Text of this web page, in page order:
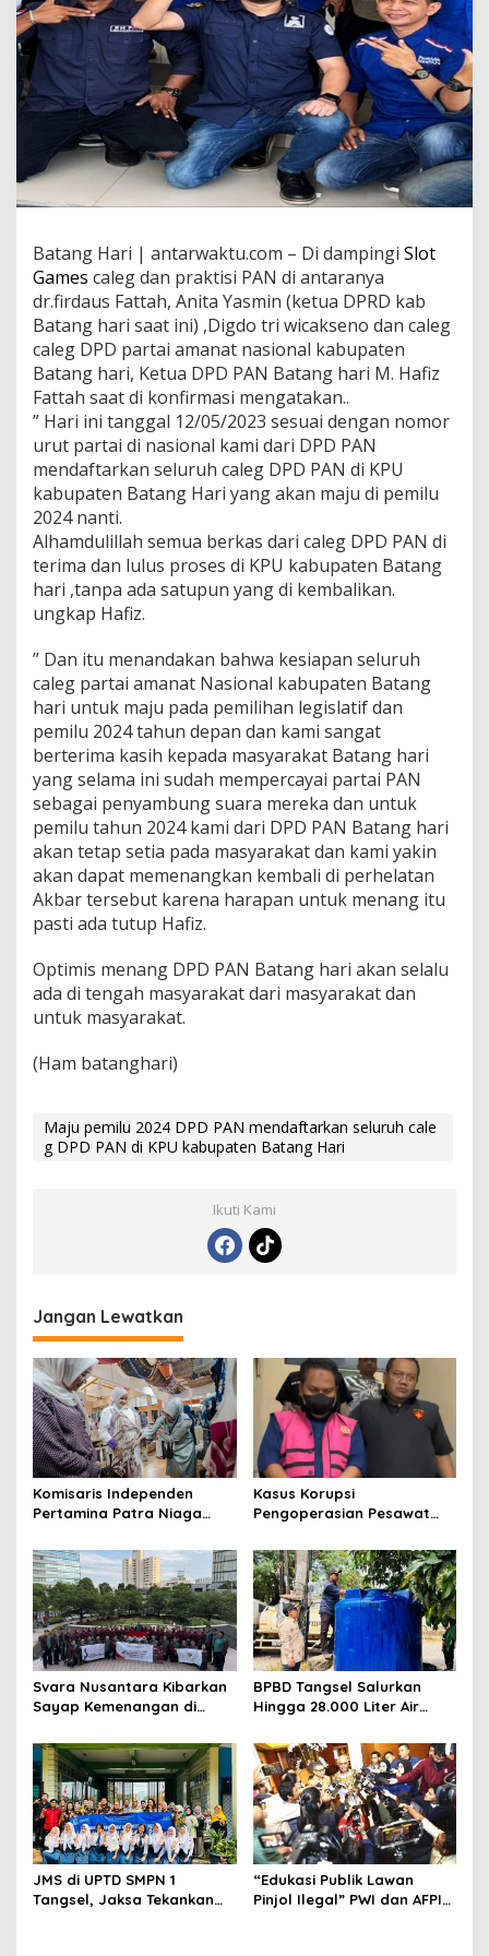
Batang Hari | antarwaktu.com – Di dampingi Slot
Games caleg dan praktisi PAN di antaranya
dr.firdaus Fattah, Anita Yasmin (ketua DPRD kab
Batang hari saat ini) ,Digdo tri wicakseno dan caleg
caleg DPD partai amanat nasional kabupaten
Batang hari, Ketua DPD PAN Batang hari M. Hafiz
Fattah saat di konfirmasi mengatakan..
” Hari ini tanggal 12/05/2023 sesuai dengan nomor
urut partai di nasional kami dari DPD PAN
mendaftarkan seluruh caleg DPD PAN di KPU
kabupaten Batang Hari yang akan maju di pemilu
2024 nanti.
Alhamdulillah semua berkas dari caleg DPD PAN di
terima dan lulus proses di KPU kabupaten Batang
hari ,tanpa ada satupun yang di kembalikan.
ungkap Hafiz.
” Dan itu menandakan bahwa kesiapan seluruh
caleg partai amanat Nasional kabupaten Batang
hari untuk maju pada pemilihan legislatif dan
pemilu 2024 tahun depan dan kami sangat
berterima kasih kepada masyarakat Batang hari
yang selama ini sudah mempercayai partai PAN
sebagai penyambung suara mereka dan untuk
pemilu tahun 2024 kami dari DPD PAN Batang hari
akan tetap setia pada masyarakat dan kami yakin
akan dapat memenangkan kembali di perhelatan
Akbar tersebut karena harapan untuk menang itu
pasti ada tutup Hafiz.
Optimis menang DPD PAN Batang hari akan selalu
ada di tengah masyarakat dari masyarakat dan
untuk masyarakat.
(Ham batanghari)
Maju pemilu 2024 DPD PAN mendaftarkan seluruh cale
g DPD PAN di KPU kabupaten Batang Hari
Ikuti Kami
Jangan Lewatkan
Komisaris Independen
Pertamina Patra Niaga
Mitra Binaan dengan
Sentuhan Kemanusiaan dan
Keberlanjutan
Kasus Korupsi
Pengoperasian Pesawat
Development Ditetapkan
Tersangka
Svara Nusantara Kibarkan
Sayap Kemenangan di
BPBD Tangsel Salurkan
Hingga 28.000 Liter Air
Warga Terdampak
Kekeringan
JMS di UPTD SMPN 1
Tangsel, Jaksa Tekankan
“Edukasi Publik Lawan
Pinjol Ilegal” PWI dan AFPI